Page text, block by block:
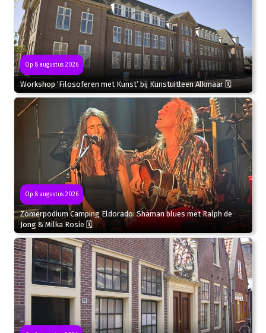
Op 8 augustus 2026
Workshop ‘Filosoferen met Kunst’ bij Kunstuitleen Alkmaar 🗓
Op 8 augustus 2026
Zomerpodium Camping Eldorado: Shaman blues met Ralph de
Jong & Milka Rosie 🗓